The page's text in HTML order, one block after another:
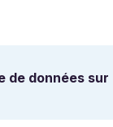
de données sur